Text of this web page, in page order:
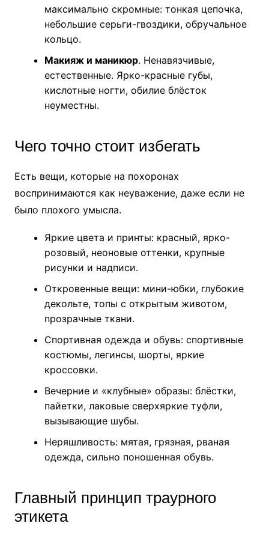
максимально скромные: тонкая цепочка,
небольшие серьги-гвоздики, обручальное
кольцо.
Макияж и маникюр. Ненавязчивые,
естественные. Ярко-красные губы,
кислотные ногти, обилие блёсток
неуместны.
Чего точно стоит избегать
Есть вещи, которые на похоронах
воспринимаются как неуважение, даже если не
было плохого умысла.
Яркие цвета и принты: красный, ярко-
розовый, неоновые оттенки, крупные
рисунки и надписи.
Откровенные вещи: мини-юбки, глубокие
декольте, топы с открытым животом,
прозрачные ткани.
Спортивная одежда и обувь: спортивные
костюмы, легинсы, шорты, яркие
кроссовки.
Вечерние и «клубные» образы: блёстки,
пайетки, лаковые сверхяркие туфли,
вызывающие шубы.
Неряшливость: мятая, грязная, рваная
одежда, сильно поношенная обувь.
Главный принцип траурного
этикета